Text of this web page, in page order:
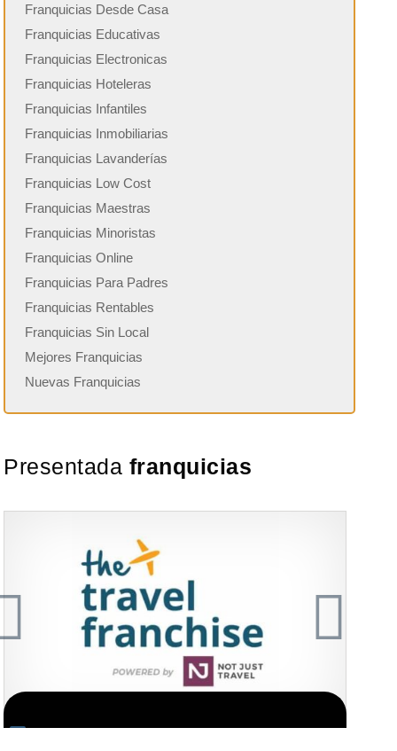
Franquicias Desde Casa
Franquicias Educativas
Franquicias Electronicas
Franquicias Hoteleras
Franquicias Infantiles
Franquicias Inmobiliarias
Franquicias Lavanderías
Franquicias Low Cost
Franquicias Maestras
Franquicias Minoristas
Franquicias Online
Franquicias Para Padres
Franquicias Rentables
Franquicias Sin Local
Mejores Franquicias
Nuevas Franquicias
Presentada franquicias